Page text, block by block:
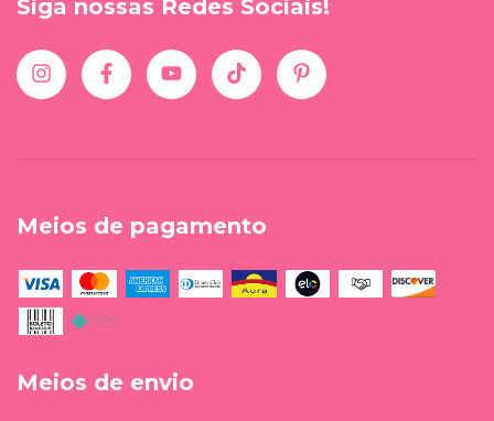
Siga nossas Redes Sociais!
Meios de pagamento
Meios de envio